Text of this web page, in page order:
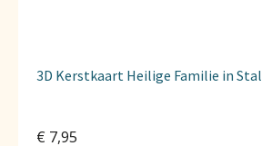
3D Kerstkaart Heilige Familie in Stal
€ 7,95